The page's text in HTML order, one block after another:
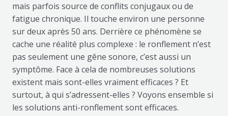
mais parfois source de conflits conjugaux ou de
fatigue chronique. Il touche environ une personne
sur deux après 50 ans. Derrière ce phénomène se
cache une réalité plus complexe : le ronflement n’est
pas seulement une gêne sonore, c’est aussi un
symptôme. Face à cela de nombreuses solutions
existent mais sont-elles vraiment efficaces ? Et
surtout, à qui s’adressent-elles ? Voyons ensemble si
les solutions anti-ronflement sont efficaces.